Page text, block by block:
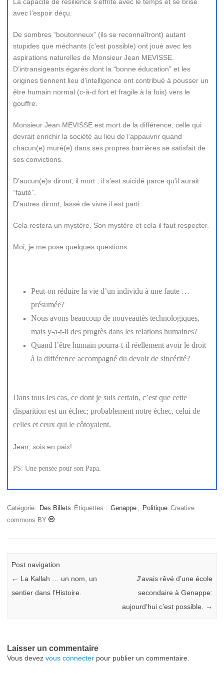
avec l’espoir déçu.
De sombres “boutonneux” (ils se reconnaîtront) autant
stupides que méchants (c’est possible) ont joué avec les
aspirations naturelles de Monsieur Jean MEVISSE.
D’intransigeants égarés dont la “bonne éducation” et les
origines tiennent lieu d’intelligence ont contribué à pousser un
être humain normal (c-à-d fort et fragile à la fois) vers le
gouffre.
Monsieur Jean MEVISSE est mort de la différence, celle qui
devrait enrichir la société au lieu de l’appauvrir quand
chacun(e) muré(e) dans ses propres barrières se satisfait de
ses convictions.
D’aucun(e)s diront, il mort , il s’est suicidé parce qu’il aurait
“fauté”.
D’autres diront, lassé de vivre il est parti.
Cela restera un mystère. Son mystère et cela il faut respecter.
Moi, je me pose quelques questions:
Peut-on réduire la vie d’un individu à une faute …
présumée?
Nous avons beaucoup de nouveautés technologiques,
mais y-a-t-il des progrès dans les relations humaines?
Quand l’être humain pourra-t-il réellement avoir le droit
à la différence accompagné du devoir de sincérité?
Dans tous les cas, ce dont je suis certain, c’est que cette
disparition est un échec; probablement notre échec, celui de
celles et ceux qui le côtoyaient.
Jean, sois en paix!
PS: Une pensée pour son Papa.
Catégorie: Des Billets Étiquettes : Genappe , Politique Creative
commons BY
Post navigation
← La Kallah … un nom, un
sentier dans l’Histoire.
J’avais rêvé d’une école
secondaire à Genappe:
aujourd’hui c’est possible. →
Laisser un commentaire
Vous devez vous connecter pour publier un commentaire.